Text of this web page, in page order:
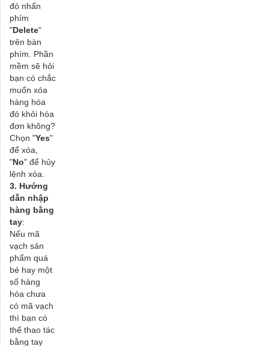
đó nhấn
phím
"Delete"
trên bàn
phím. Phần
mềm sẽ hỏi
bạn có chắc
muốn xóa
hàng hóa
đó khỏi hóa
đơn không?
Chọn "Yes"
để xóa,
"No" để hủy
lệnh xóa.
3. Hướng
dẫn nhập
hàng bằng
tay:
Nếu mã
vạch sản
phẩm quá
bé hay một
số hàng
hóa chưa
có mã vạch
thì bạn có
thể thao tác
bằng tay